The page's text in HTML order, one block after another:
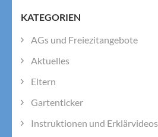
KATEGORIEN
AGs und Freiezitangebote
Aktuelles
Eltern
Gartenticker
Instruktionen und Erklärvideos